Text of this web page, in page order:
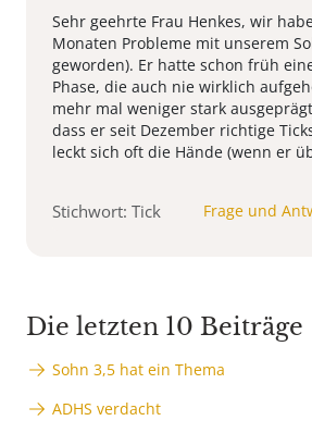
Sehr geehrte Frau Henkes, wir
Monaten Probleme mit unserem
geworden). Er hatte schon früh
Phase, die auch nie wirklich
mehr mal weniger stark
dass er seit Dezember richtige
leckt sich oft die Hände (wenn er
Stichwort: Tick Frage und
Die letzten 10 Beiträge
Sohn 3,5 hat ein Thema
ADHS verdacht